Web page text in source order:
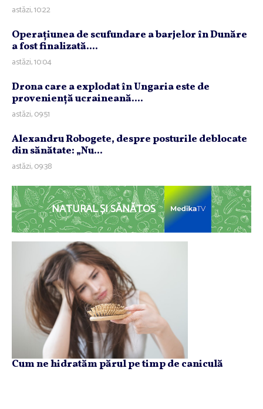
astăzi, 10:22
Operaţiunea de scufundare a barjelor în Dunăre
a fost finalizată....
astăzi, 10:04
Drona care a explodat în Ungaria este de
provenienţă ucraineană....
astăzi, 09:51
Alexandru Robogete, despre posturile deblocate
din sănătate: „Nu...
astăzi, 09:38
NATURAL ȘI SĂNĂTOS
Cum ne hidratăm părul pe timp de caniculă